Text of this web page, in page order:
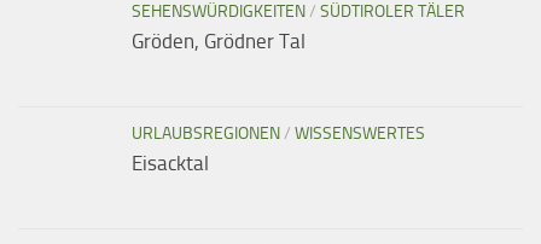
SEHENSWÜRDIGKEITEN/ SÜDTIROLER TÄLER
Gröden, Grödner Tal
URLAUBSREGIONEN/ WISSENSWERTES
Eisacktal